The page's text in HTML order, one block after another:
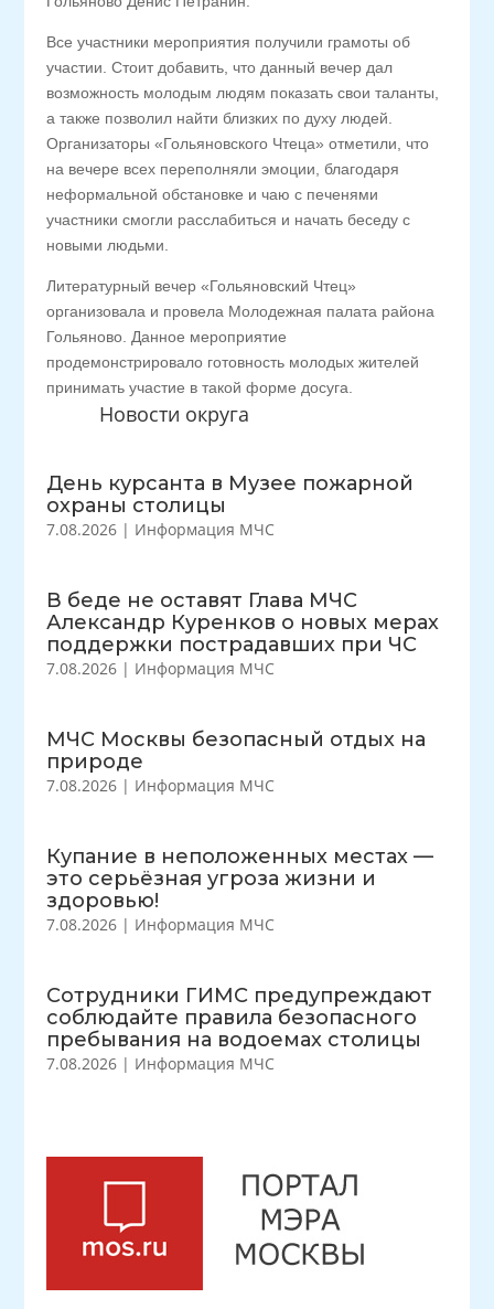
Новости округа
День курсанта в Музее пожарной
охраны столицы
7.08.2026 | Информация МЧС
В беде не оставят Глава МЧС
Александр Куренков о новых мерах
поддержки пострадавших при ЧС
7.08.2026 | Информация МЧС
МЧС Москвы безопасный отдых на
природе
7.08.2026 | Информация МЧС
Купание в неположенных местах —
это серьёзная угроза жизни и
здоровью!
7.08.2026 | Информация МЧС
Сотрудники ГИМС предупреждают
соблюдайте правила безопасного
пребывания на водоемах столицы
7.08.2026 | Информация МЧС
Все участники мероприятия получили грамоты об
участии. Стоит добавить, что данный вечер дал
возможность молодым людям показать свои таланты,
а также позволил найти близких по духу людей.
Организаторы «Гольяновского Чтеца» отметили, что
на вечере всех переполняли эмоции, благодаря
неформальной обстановке и чаю с печенями
участники смогли расслабиться и начать беседу с
новыми людьми.
Литературный вечер «Гольяновский Чтец»
организовала и провела Молодежная палата района
Гольяново. Данное мероприятие
продемонстрировало готовность молодых жителей
принимать участие в такой форме досуга.